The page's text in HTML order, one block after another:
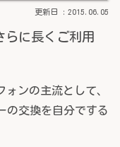
2015.06.05
に長くご利用
ンの主流として、
の交換を自分でする